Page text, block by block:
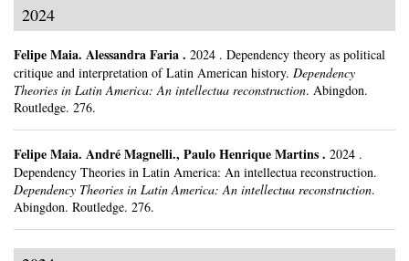
2024
Felipe Maia. Alessandra Faria . 2024 . Dependency theory as political
critique and interpretation of Latin American history. Dependency
Theories in Latin America: An intellectua reconstruction. Abingdon.
Routledge. 276.
Felipe Maia. André Magnelli., Paulo Henrique Martins . 2024 .
Dependency Theories in Latin America: An intellectua reconstruction.
Dependency Theories in Latin America: An intellectua reconstruction.
Abingdon. Routledge. 276.